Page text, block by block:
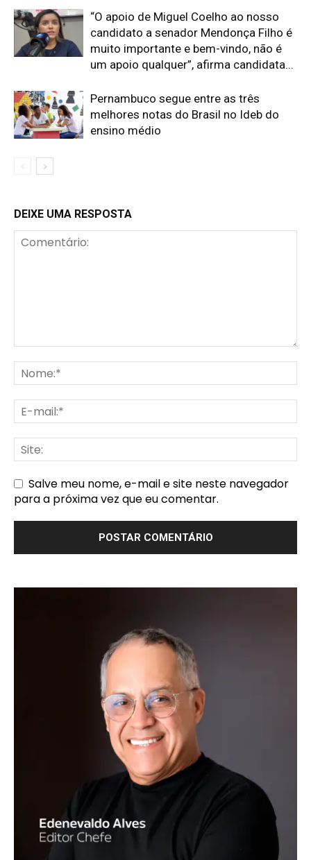
“O apoio de Miguel Coelho ao nosso
candidato a senador Mendonça Filho é
muito importante e bem-vindo, não é
um apoio qualquer”, afirma candidata...
Pernambuco segue entre as três
melhores notas do Brasil no Ideb do
ensino médio
DEIXE UMA RESPOSTA
Salve meu nome, e-mail e site neste navegador
para a próxima vez que eu comentar.